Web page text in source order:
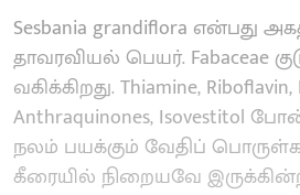
Sesbania grandiflora என்பது
தாவரவியல் பெயர். Fabaceae
வகிக்கிறது. Thiamine,
Anthraquinones, Isovestitol
நலம் பயக்கும் வேதிப்
கீரையில் நிறையவே